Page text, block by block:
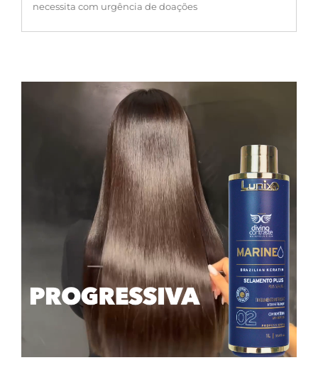
necessita com urgência de doações